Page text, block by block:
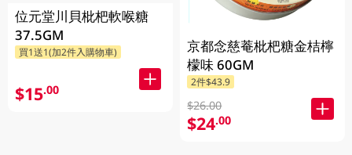
位元堂川貝枇杷軟喉糖
37.5GM
買1送1(加2件入購物車)
$15.00
京都念慈菴枇杷糖金桔檸
檬味 60GM
2件$43.9
$26.00
$24.00